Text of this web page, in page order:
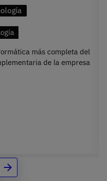
más completa del
de la empresa